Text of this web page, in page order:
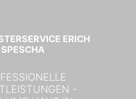
ERICH
SPESCHA
-